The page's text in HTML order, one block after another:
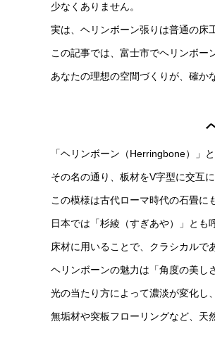
少なくありません。
実は、ヘリンボーン張りは普通の床
この記事では、富士市でヘリンボー
あなたの理想の空間づくりが、確か
「ヘリンボーン（Herringbone）」
その名の通り、板材をV字型に交互
この模様は古代ローマ時代の石畳に
日本では「杉綾（すぎあや）」とも
床材に用いることで、クラシカルで
ヘリンボーンの魅力は「角度の美し
光の当たり方によって濃淡が変化し
無垢材や突板フローリングなど、天